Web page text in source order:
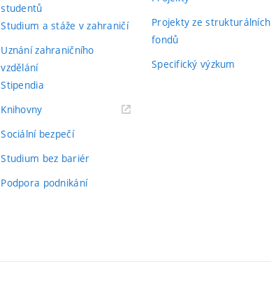
studentů
Studium a stáže v zahraničí
Uznání zahraničního
vzdělání
Stipendia
Knihovny(externí
Sociální bezpečí
Studium bez bariér
Podpora podnikání
Projekty ze strukturálních
fondů
Specifický výzkum